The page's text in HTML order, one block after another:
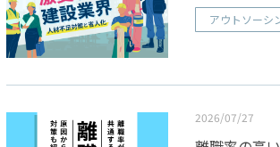
アウトソーシ
2026/07/27